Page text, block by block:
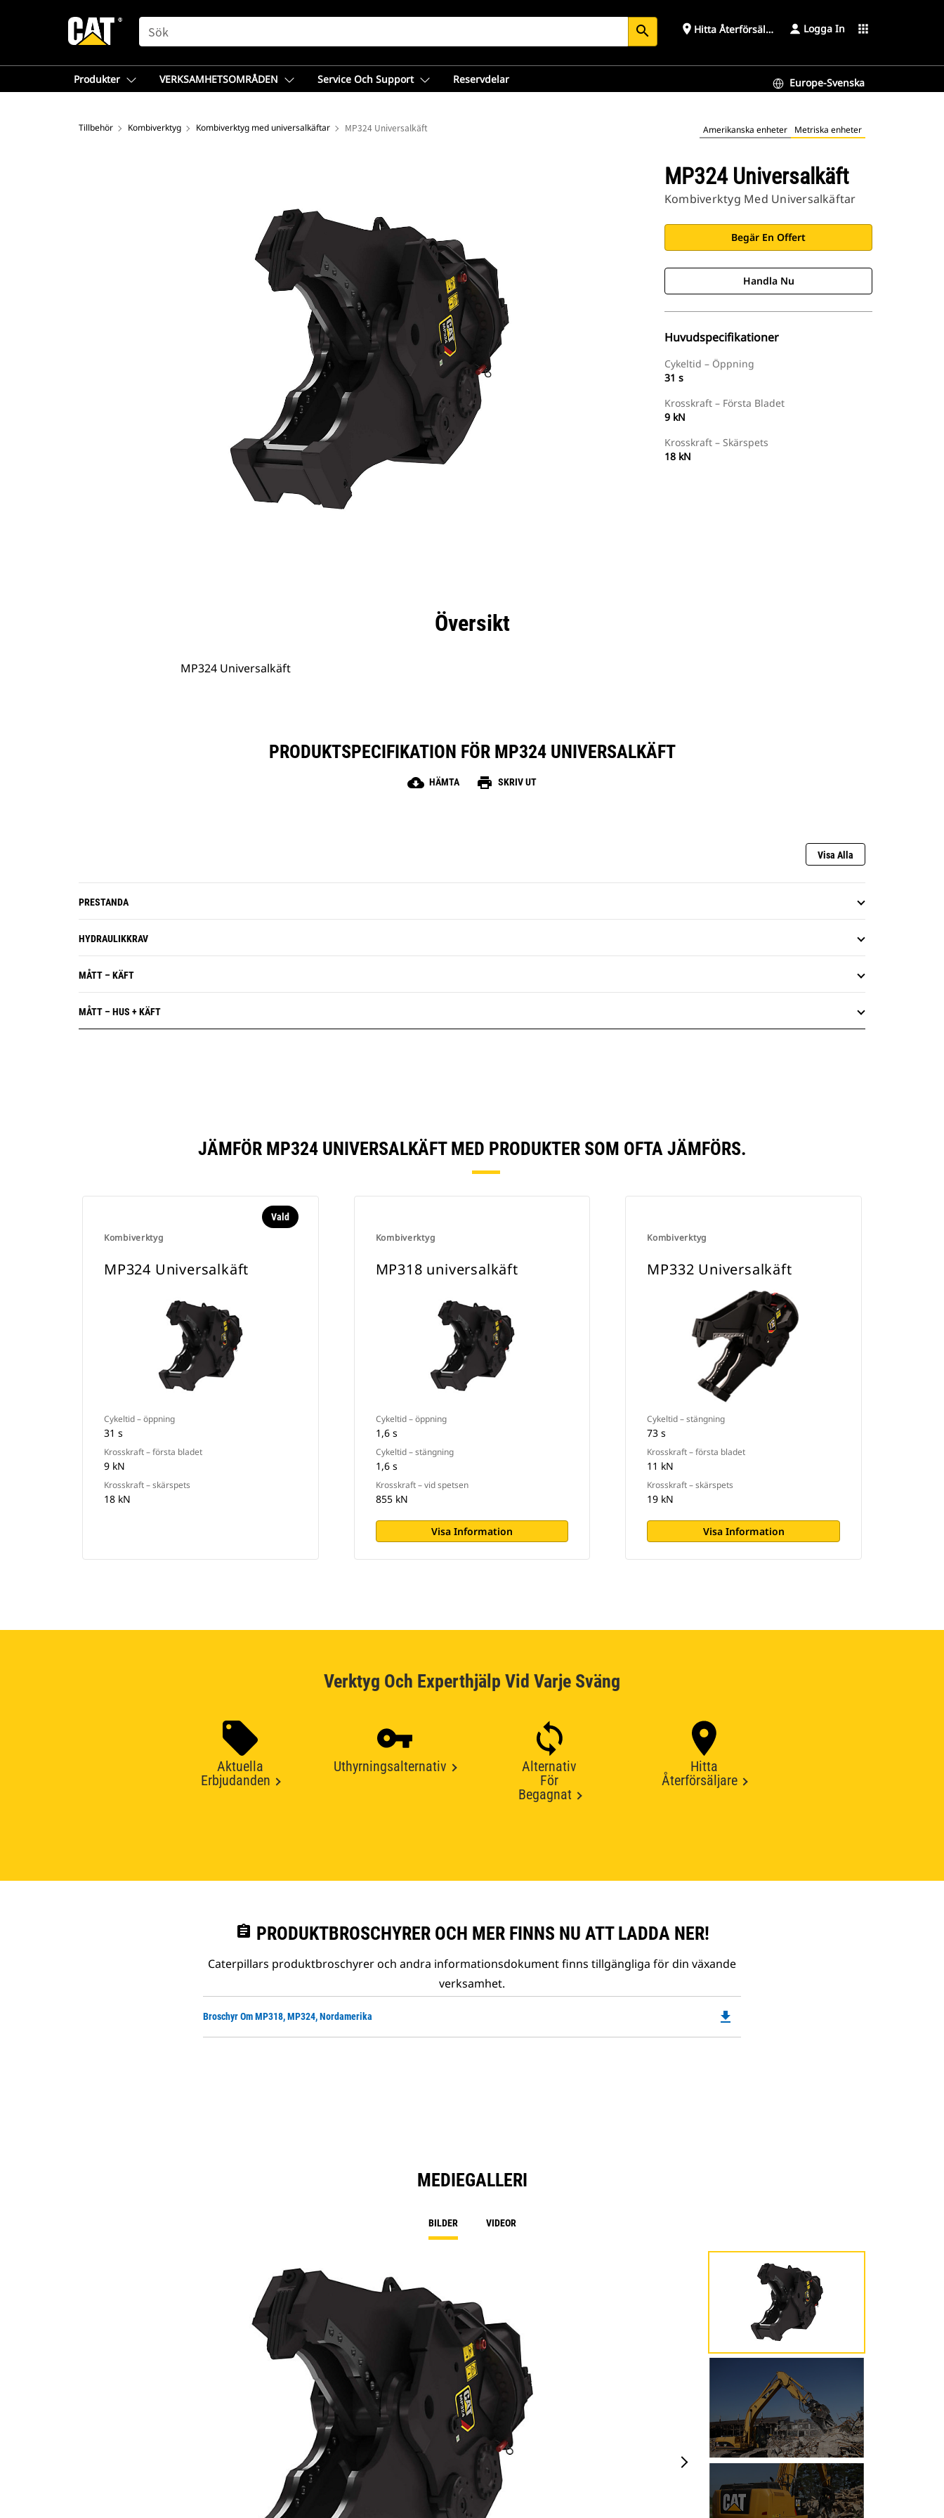
SEARCH search place Hitta Återförsäljare Logga In apps
Produkter VERKSAMHETSOMRÅDEN Service Och Support Reservdelar Europe-Svenska
Tillbehör Kombiverktyg Kombiverktyg med universalkäftar MP324 Universalkäft Amerikanska enheter Metriska enheter
MP324 Universalkäft
Kombiverktyg Med Universalkäftar
Begär En Offert
Handla Nu
Huvudspecifikationer
Cykeltid – Öppning
31 s
Krosskraft – Första Bladet
9 kN
Krosskraft – Skärspets
18 kN
SpecifikationerÖversikt
MP324 Universalkäft
PRODUKTSPECIFIKATION FÖR MP324 UNIVERSALKÄFT
cloud_download HÄMTA print SKRIV UT
Visa Alla
PRESTANDA
HYDRAULIKKRAV
MÅTT – KÄFT
MÅTT – HUS + KÄFT
JÄMFÖR MP324 UNIVERSALKÄFT MED PRODUKTER SOM OFTA JÄMFÖRS.
Kombiverktyg
Vald
MP324 Universalkäft
Cykeltid – öppning
31 s
Krosskraft – första bladet
9 kN
Krosskraft – skärspets
18 kN
Kombiverktyg
MP318 universalkäft
Cykeltid – öppning
1,6 s
Cykeltid – stängning
1,6 s
Krosskraft – vid spetsen
855 kN
Visa Information
Kombiverktyg
MP332 Universalkäft
Cykeltid – stängning
73 s
Krosskraft – första bladet
11 kN
Krosskraft – skärspets
19 kN
Visa Information
Verktyg Och Experthjälp Vid Varje Sväng
Aktuella
Erbjudanden
Uthyrningsalternativ
Alternativ
För
Begagnat
Hitta
Återförsäljare
assignment PRODUKTBROSCHYRER OCH MER FINNS NU ATT LADDA NER!
Caterpillars produktbroschyrer och andra informationsdokument finns tillgängliga för din växande
verksamhet.
Broschyr Om MP318, MP324, Nordamerika file_download
MEDIEGALLERI
BILDER VIDEOR